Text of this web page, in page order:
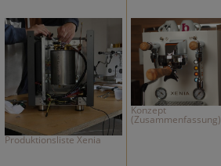
Produktionsliste Xenia
Konzept
(Zusammenfassung)